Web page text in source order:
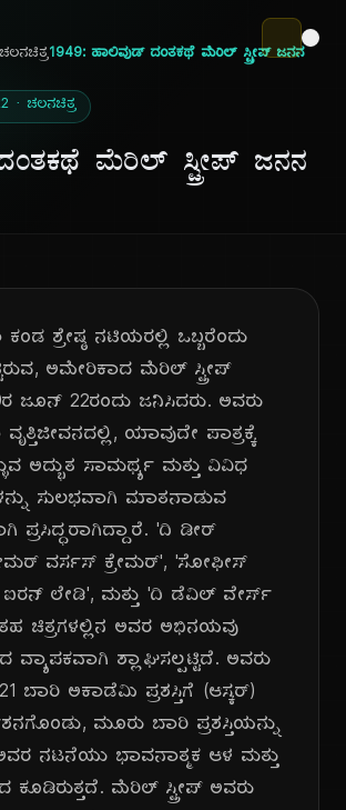
ಚಲನಚಿತ್ರ1949: ಹಾಲಿವುಡ್ ದಂತಕಥೆ ಮೆರಿಲ್ ಸ್ಟ್ರೀಪ್ ಜನನ
· ಚಲನಚಿತ್ರ
ಮೆರಿಲ್ ಸ್ಟ್ರೀಪ್ ಜನನ
ಶ್ರೇಷ್ಠ ನಟಿಯರಲ್ಲಿ ಒಬ್ಬರೆಂದು
ಅಮೇರಿಕಾದ ಮೆರಿಲ್ ಸ್ಟ್ರೀಪ್
ಜೂನ್ 22ರಂದು ಜನಿಸಿದರು. ಅವರು
ಯಾವುದೇ ಪಾತ್ರಕ್ಕೆ
ಅದ್ಭುತ ಸಾಮರ್ಥ್ಯ ಮತ್ತು ವಿವಿಧ
ಸುಲಭವಾಗಿ ಮಾತನಾಡುವ
ಪ್ರಸಿದ್ಧರಾಗಿದ್ದಾರೆ. 'ದಿ ಡೀರ್
ವರ್ಸಸ್ ಕ್ರೇಮರ್', 'ಸೋಫೀಸ್
ಲೇಡಿ', ಮತ್ತು 'ದಿ ಡೆವಿಲ್ ವೇರ್ಸ್
ಚಿತ್ರಗಳಲ್ಲಿನ ಅವರ ಅಭಿನಯವು
ವ್ಯಾಪಕವಾಗಿ ಶ್ಲಾಘಿಸಲ್ಪಟ್ಟಿದೆ. ಅವರು
ಬಾರಿ ಅಕಾಡೆಮಿ ಪ್ರಶಸ್ತಿಗೆ (ಆಸ್ಕರ್)
ಮೂರು ಬಾರಿ ಪ್ರಶಸ್ತಿಯನ್ನು
ನಟನೆಯು ಭಾವನಾತ್ಮಕ ಆಳ ಮತ್ತು
ಕೂಡಿರುತ್ತದೆ. ಮೆರಿಲ್ ಸ್ಟ್ರೀಪ್ ಅವರು